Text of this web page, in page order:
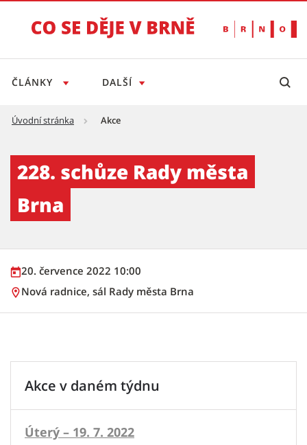
ČLÁNKY DALŠÍ
Úvodní stránka Akce
228. schůze Rady města
Brna
20. července 2022 10:00
Nová radnice, sál Rady města Brna
Akce v daném týdnu
Úterý – 19. 7. 2022